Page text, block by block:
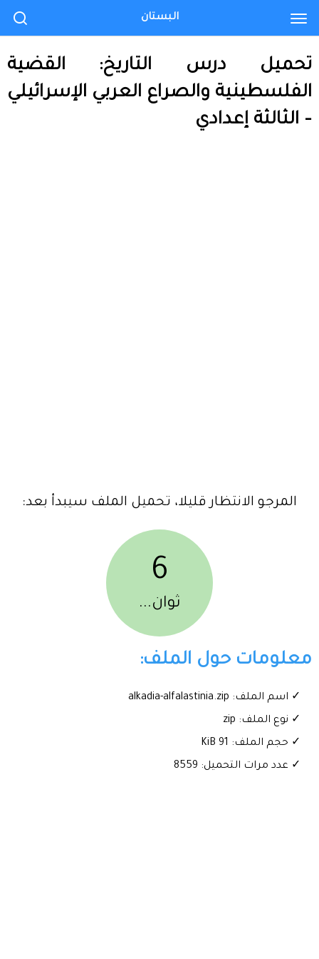
تحميل درس التاريخ: القضية
الفلسطينية والصراع العربي الإسرائيلي
– الثالثة إعدادي
المرجو الانتظار قليلا، تحميل الملف سيبدأ بعد:
6
ثوان...
معلومات حول الملف:
✓ اسم الملف: alkadia-alfalastinia.zip
✓ نوع الملف: zip
✓ حجم الملف: 91 KiB
✓ عدد مرات التحميل: 8559
البستان